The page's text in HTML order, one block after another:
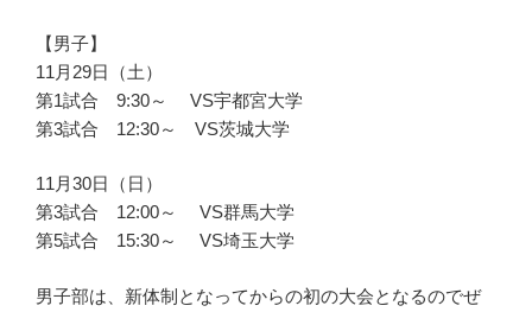
【男子】
11月29日（土）
第1試合 9:30～ VS宇都宮大学
第3試合 12:30～ VS茨城大学
11月30日（日）
第3試合 12:00～ VS群馬大学
第5試合 15:30～ VS埼玉大学
男子部は、新体制となってからの初の大会となるのでぜ